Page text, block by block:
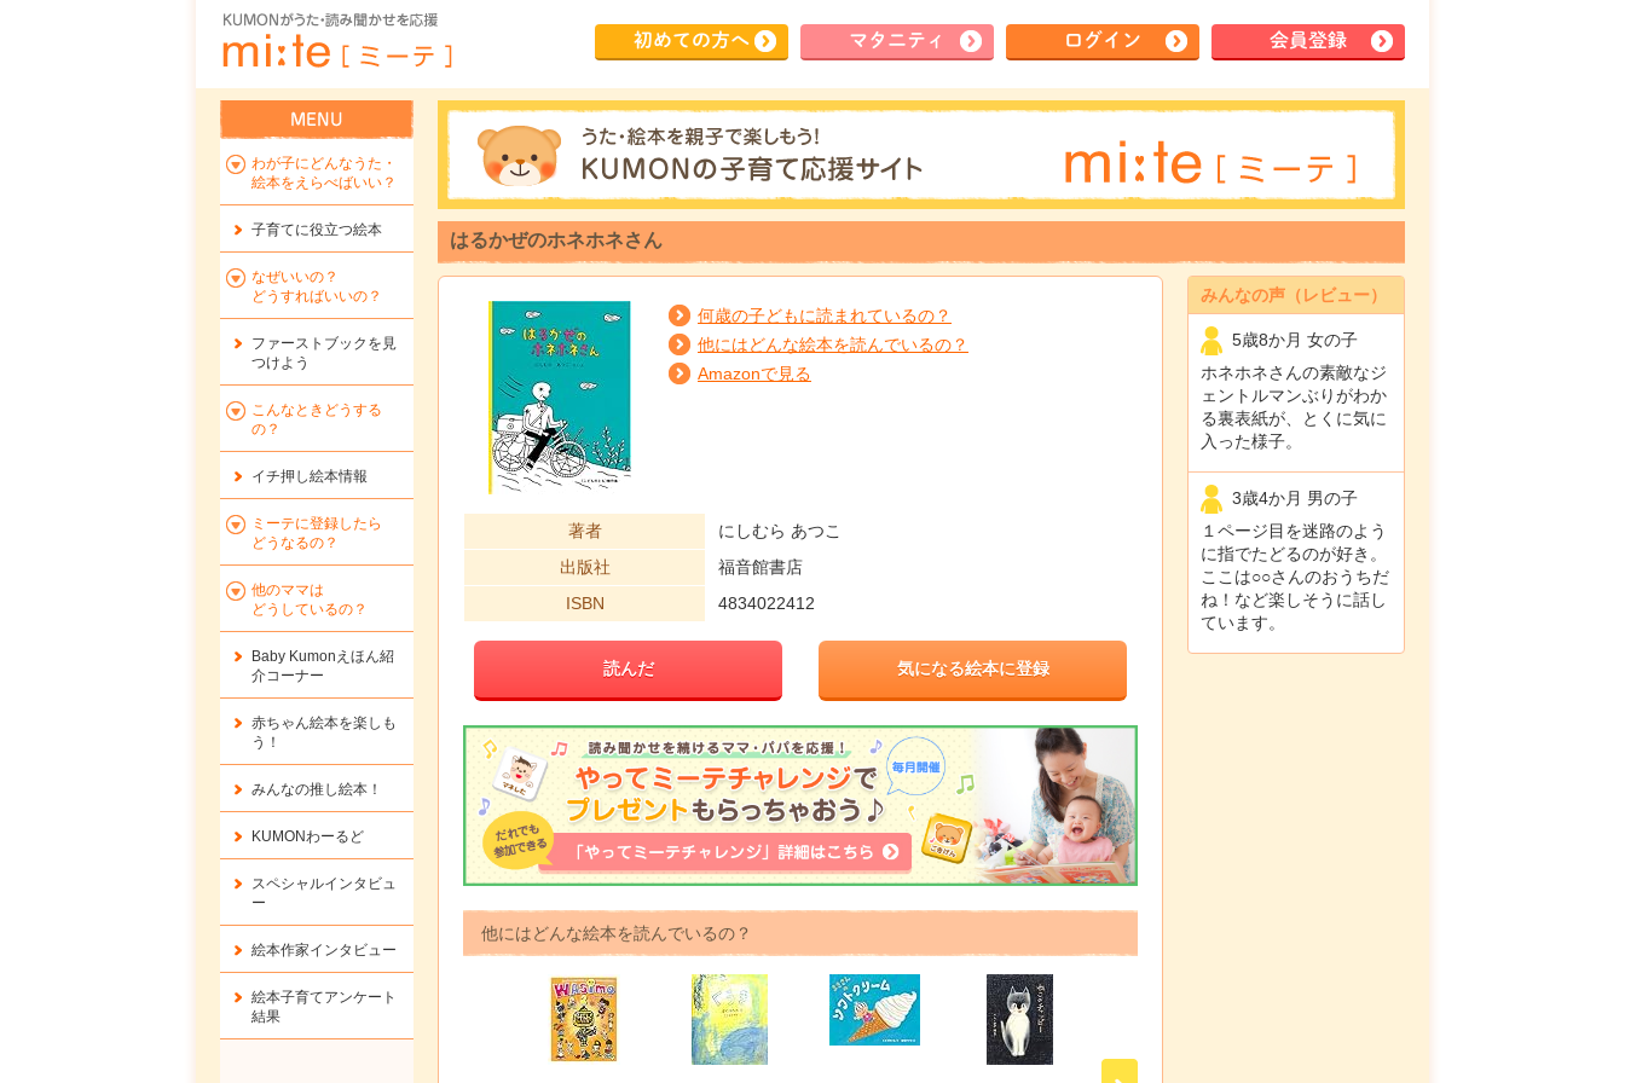
初めての方へ マタ ニティ ログイン 会員登録
はるかぜのホネホネさん
みんなの声（レビュー）
5歳8か月 女の子
ホネホネさんの素敵なジ
ェントルマンぶりがわか
る裏表紙が、とくに気に
入った様子。
3歳4か月 男の子
１ページ目を迷路のよう
に指でたどるのが好き。
ここは○○さんのおうちだ
ね！など楽しそうに話し
ています。
何歳の子どもに読まれているの？
他にはどんな絵本を読んでいるの？
Amazonで見る
著者
にしむら あつこ
出版社
福音館書店
ISBN
4834022412
読んだ 気になる絵本に登録
他にはどんな絵本を読んでいるの？
わが子にどんなうた・
絵本をえらべばいい？
子育てに役立つ絵本
なぜいいの？
どうすればいいの？
ファーストブックを 見
つけよう
こんなときどうする
の？
イチ押し絵本情報
ミーテに登録したら
どうなるの？
他のママは
どうしているの？
Baby Kumonえほん紹
介コーナー
赤ちゃん絵本を楽しも
う！
みんなの推し絵本！
KUMONわーるど
スペシャルインタビュ
ー
絵本作家インタビュー
絵本子育てアンケート
結果